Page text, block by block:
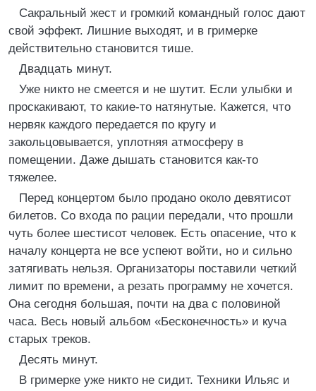
Сакральный жест и громкий командный голос дают
свой эффект. Лишние выходят, и в гримерке
действительно становится тише.
Двадцать минут.
Уже никто не смеется и не шутит. Если улыбки и
проскакивают, то какие-то натянутые. Кажется, что
нервяк каждого передается по кругу и
закольцовывается, уплотняя атмосферу в
помещении. Даже дышать становится как-то
тяжелее.
Перед концертом было продано около девятисот
билетов. Со входа по рации передали, что прошли
чуть более шестисот человек. Есть опасение, что к
началу концерта не все успеют войти, но и сильно
затягивать нельзя. Организаторы поставили четкий
лимит по времени, а резать программу не хочется.
Она сегодня большая, почти на два с половиной
часа. Весь новый альбом «Бесконечность» и куча
старых треков.
Десять минут.
В гримерке уже никто не сидит. Техники Ильяс и